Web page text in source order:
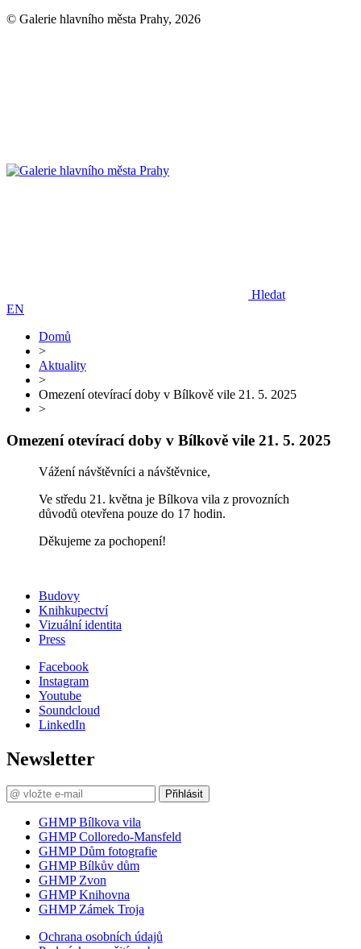
© Galerie hlavního města Prahy, 2026
Hledat
EN
Domů
>
Aktuality
>
Omezení otevírací doby v Bílkově vile 21. 5. 2025
>
Omezení otevírací doby v Bílkově vile 21. 5. 2025
Vážení návštěvníci a návštěvnice,
Ve středu 21. května je Bílkova vila z provozních
důvodů otevřena pouze do 17 hodin.
Děkujeme za pochopení!
Budovy
Knihkupectví
Vizuální identita
Press
Facebook
Instagram
Youtube
Soundcloud
LinkedIn
Newsletter
Přihlásit
GHMP Bílkova vila
GHMP Colloredo-Mansfeld
GHMP Dům fotografie
GHMP Bílkův dům
GHMP Zvon
GHMP Knihovna
GHMP Zámek Troja
Ochrana osobních údajů